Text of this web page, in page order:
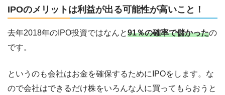
IPOのメリットは利益が出る可能性が高いこと！
去年2018年のIPO投資ではなんと91％の確率で儲かったの
です。
というのも会社はお金を確保するためにIPOをします。な
ので会社はできるだけ株をいろんな人に買ってもらおうと